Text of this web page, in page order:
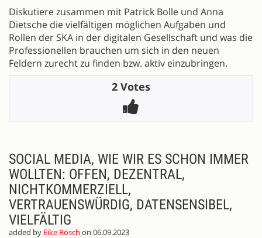
Diskutiere zusammen mit Patrick Bolle und Anna
Dietsche die vielfältigen möglichen Aufgaben und
Rollen der SKA in der digitalen Gesellschaft und was die
Professionellen brauchen um sich in den neuen
Feldern zurecht zu finden bzw. aktiv einzubringen.
2 Votes
SOCIAL MEDIA, WIE WIR ES SCHON IMMER
WOLLTEN: OFFEN, DEZENTRAL,
NICHTKOMMERZIELL,
VERTRAUENSWÜRDIG, DATENSENSIBEL,
VIELFÄLTIG
added by Eike Rösch on 06.09.2023